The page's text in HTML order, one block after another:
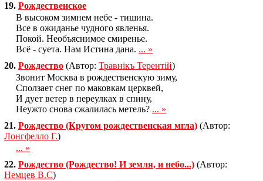
19. Рождественское
В высоком зимнем небе - тишина.
Все в ожиданье чудного явленья.
Покой. Необъяснимое смиренье.
Всё - суета. Нам Истина дана. ... »
20. Рождество (Автор: Травнiкъ Терентiй)
Звонит Москва в рождественскую зиму,
Сползает снег по маковкам церквей,
И дует ветер в переулках в спину,
Неужто снова сжалилась метель? ... »
21. Рождество (Кругом рождественская мгла) (Автор:
Лонгфелло Г.)
... »
22. Рождество (Рождество! И земля, и небо...) (Автор:
Немцев В.С)